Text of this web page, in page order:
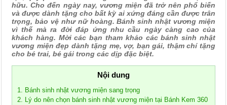
hữu. Cho đến ngày nay, vương miện đã trở nên phổ biến
và được dành tặng cho bất kỳ ai xứng đáng cần được trân
trọng, bảo vệ như nữ hoàng. Bánh sinh nhật vương miện
vì thế mà ra đời đáp ứng nhu cầu ngày càng cao của
khách hàng. Mời các bạn tham khảo các bánh sinh nhật
vương miện đẹp dành tặng mẹ, vợ, bạn gái, thậm chí tặng
cho bé trai, bé gái trong các dịp đặc biệt.
Nội dung
1. Bánh sinh nhật vương miện sang trọng
2. Lý do nên chọn bánh sinh nhật vương miện tại Bánh Kem 360